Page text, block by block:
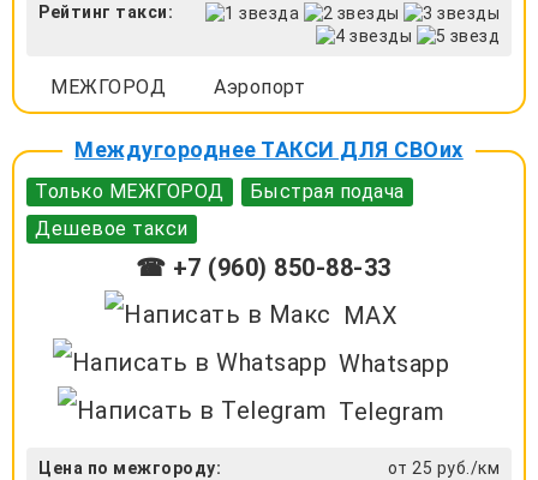
Рейтинг такси:
МЕЖГОРОД Аэропорт
Междугороднее ТАКСИ ДЛЯ СВОих
Только МЕЖГОРОД
Быстрая подача
Дешевое такси
☎ +7 (960) 850-88-33
MAX
Whatsapp
Telegram
Цена по межгороду: от 25 руб./км